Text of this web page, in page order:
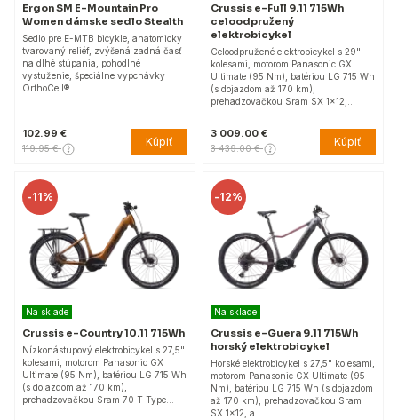
Ergon SM E-Mountain Pro
Women dámske sedlo Stealth
Sedlo pre E-MTB bicykle, anatomicky
tvarovaný reliéf, zvýšená zadná časť
na dlhé stúpania, pohodlné
vystuženie, špeciálne vypchávky
OrthoCell®.
102.99 €
119.95 € Kúpiť
Crussis e-Full 9.11 715Wh
celoodpružený
elektrobicykel
Celoodpružené elektrobicykel s 29"
kolesami, motorom Panasonic GX
Ultimate (95 Nm), batériou LG 715 Wh
(s dojazdom až 170 km),
prehadzovačkou Sram SX 1x12,…
3 009.00 €
3 439.00 € Kúpiť
-11%
Na sklade
Crussis e-Country 10.11 715Wh
Nízkonástupový elektrobicykel s 27,5"
kolesami, motorom Panasonic GX
Ultimate (95 Nm), batériou LG 715 Wh
(s dojazdom až 170 km),
prehadzovačkou Sram 70 T-Type…
-12%
Na sklade
Crussis e-Guera 9.11 715Wh
horský elektrobicykel
Horské elektrobicykel s 27,5" kolesami,
motorom Panasonic GX Ultimate (95
Nm), batériou LG 715 Wh (s dojazdom
až 170 km), prehadzovačkou Sram
SX 1x12, a…